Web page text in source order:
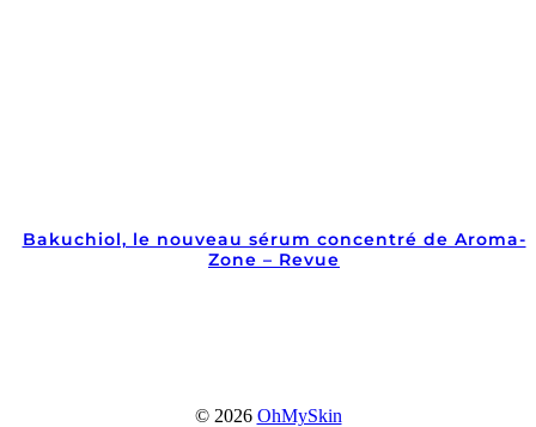
Bakuchiol, le nouveau sérum concentré de Aroma-
Zone – Revue
© 2026 OhMySkin